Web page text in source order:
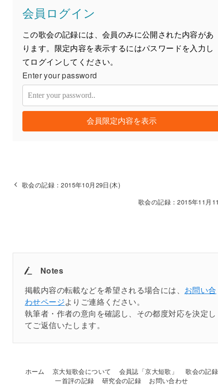
会員ログイン
この歌会の記録には、会員のみに公開された内容があ
ります。限定内容を表示するにはパスワードを入力し
てログインしてください。
Enter your password
会員限定内容を表示
歌会の記録：2015年10月29日(木)
歌会の記録：2015年11月
Notes
掲載内容の転載などを希望される場合には、 お問い合
わせページよりご連絡ください。
執筆者・作者の意向を確認し、その都度対応を決定し
てご返信いたします。
ホーム 京大短歌会について 会員誌「京大短歌」
歌会の記録
一首評の記録
研究会の記録 お問い合わせ